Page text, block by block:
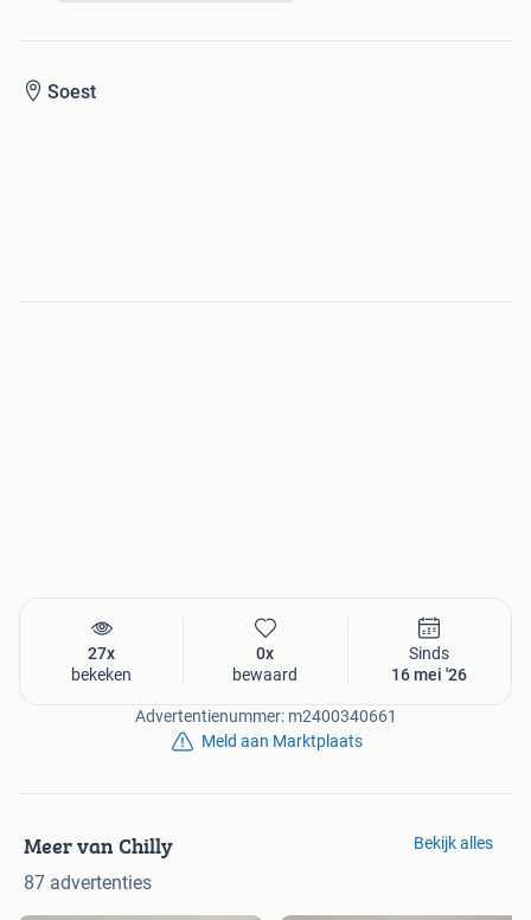
Soest
27x
bekeken
0x
bewaard
Sinds
16 mei '26
Advertentienummer: m2400340661
Meld aan Marktplaats
Meer van Chilly
87 advertenties
Bekijk alles